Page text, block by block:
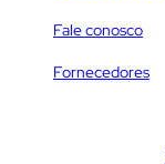
Fale conosco
Fornecedores